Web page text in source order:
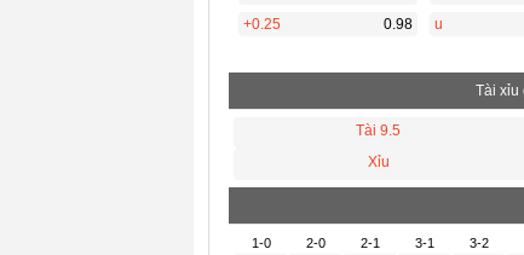
+0.25
0.98
u
Tài xỉu
Tài 9.5
Xỉu
1-0 2-0 2-1 3-1 3-2